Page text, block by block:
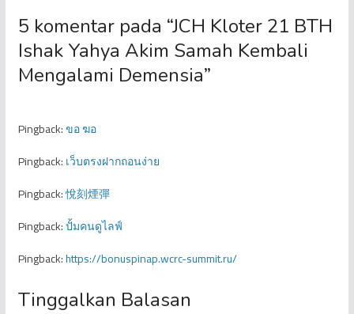
5 komentar pada “JCH Kloter 21 BTH
Ishak Yahya Akim Samah Kembali
Mengalami Demensia”
Pingback:ขอ ฆอ
Pingback:เว็บตรงฝากถอนง่าย
Pingback:悅刻煙彈
Pingback:ปั้มคนดูไลฟ์
Pingback:https://bonuspinap.wcrc-summit.ru/
Tinggalkan Balasan